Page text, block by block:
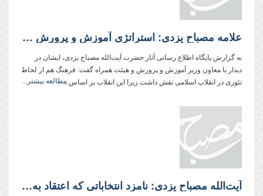
علامه مصباح یزدی: استراتژی آموزش و پرورش رسمی كشور باید تدوین شود
به گزارش پایگاه اطلاع رسانی آثار حضرت آیت‌الله مصباح یزدی، ایشان در
دیدار با معاون وزیر آموزش و پرورش و هیئت همراه گفت: فرهنگ هم از لحاظ
تئوری در انقلاب اسلامی نقش داشت زیرا این انقلاب بر اساس...مطالعه بیشتر...
آیت‌الله مصباح یزدی: نامزد انتخاباتی كه اعتقاد به ولایت‌فقیه ندارد و گاهی حتی ولی‌فقیه را برای خود یك رقیب می‌داند، قابل اعتماد نیست